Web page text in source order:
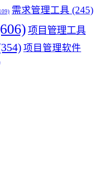
需求管理工具 (245)
项目管理工具
项目管理软件